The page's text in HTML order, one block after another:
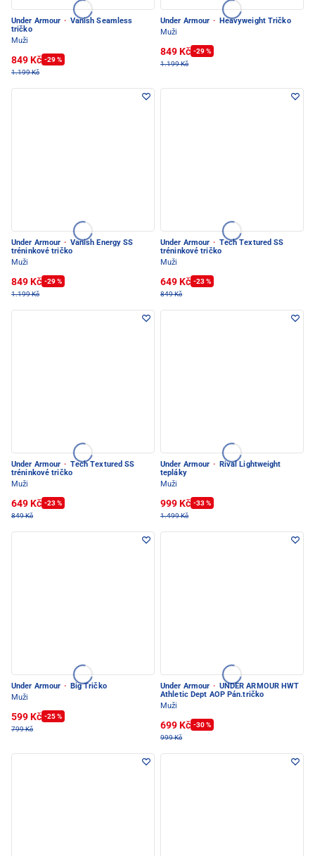
Under Armour · Vanish Seamless
tričko
Muži
849 Kč -29 %
1.199 Kč
Under Armour ·
Heavyweight Tričko
Muži
849 Kč -29 %
1.199 Kč
Under Armour · Vanish Energy SS
tréninkové tričko
Muži
849 Kč -29 %
1.199 Kč
Under Armour · Tech Textured SS
tréninkové tričko
Muži
649 Kč -23 %
849 Kč
Under Armour · Tech Textured SS
tréninkové tričko
Muži
649 Kč -23 %
849 Kč
Under Armour ·
Rival Lightweight
tepláky
Muži
999 Kč -33 %
1.499 Kč
Under Armour ·
Big Tričko
Muži
599 Kč -25 %
799 Kč
Under Armour · UNDER ARMOUR HWT
Athletic Dept AOP Pán.tričko
Muži
699 Kč -30 %
999 Kč